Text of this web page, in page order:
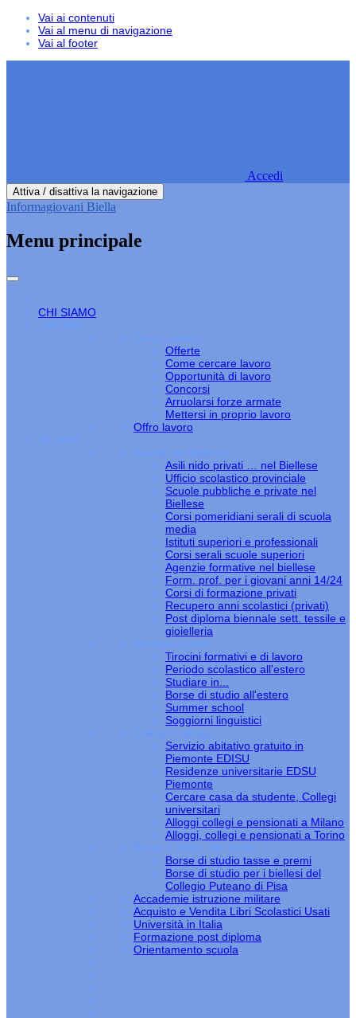
Vai ai contenuti
Vai al menu di navigazione
Vai al footer
Accedi
Attiva / disattiva la navigazione
Informagiovani Biella
Menu principale
CHI SIAMO
LAVORO
Cerco Lavoro
Offerte
Come cercare lavoro
Opportunità di lavoro
Concorsi
Arruolarsi forze armate
Mettersi in proprio lavoro
Offro lavoro
STUDIO
Scuole nel Biellese
Asili nido privati … nel Biellese
Ufficio scolastico provinciale
Scuole pubbliche e private nel
Biellese
Corsi pomeridiani serali di scuola
media
Istituti superiori e professionali
Corsi serali scuole superiori
Agenzie formative nel biellese
Form. prof. per i giovani anni 14/24
Corsi di formazione privati
Recupero anni scolastici (privati)
Post diploma biennale sett. tessile e
gioielleria
Studiare estero
Tirocini formativi e di lavoro
Periodo scolastico all'estero
Studiare in...
Borse di studio all'estero
Summer school
Soggiorni linguistici
Collegi e alloggi
Servizio abitativo gratuito in
Piemonte EDISU
Residenze universitarie EDSU
Piemonte
Cercare casa da studente, Collegi
universitari
Alloggi collegi e pensionati a Milano
Alloggi, collegi e pensionati a Torino
Borse e diritto allo studio
Borse di studio tasse e premi
Borse di studio per i biellesi del
Collegio Puteano di Pisa
Accademie istruzione militare
Acquisto e Vendita Libri Scolastici Usati
Università in Italia
Formazione post diploma
Orientamento scuola